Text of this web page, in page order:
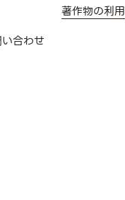
合わせ
著作物の利用